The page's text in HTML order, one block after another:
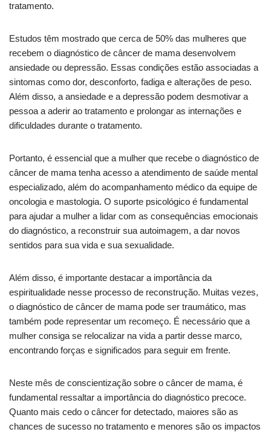
tratamento.
Estudos têm mostrado que cerca de 50% das mulheres que
recebem o diagnóstico de câncer de mama desenvolvem
ansiedade ou depressão. Essas condições estão associadas a
sintomas como dor, desconforto, fadiga e alterações de peso.
Além disso, a ansiedade e a depressão podem desmotivar a
pessoa a aderir ao tratamento e prolongar as internações e
dificuldades durante o tratamento.
Portanto, é essencial que a mulher que recebe o diagnóstico de
câncer de mama tenha acesso a atendimento de saúde mental
especializado, além do acompanhamento médico da equipe de
oncologia e mastologia. O suporte psicológico é fundamental
para ajudar a mulher a lidar com as consequências emocionais
do diagnóstico, a reconstruir sua autoimagem, a dar novos
sentidos para sua vida e sua sexualidade.
Além disso, é importante destacar a importância da
espiritualidade nesse processo de reconstrução. Muitas vezes,
o diagnóstico de câncer de mama pode ser traumático, mas
também pode representar um recomeço. É necessário que a
mulher consiga se relocalizar na vida a partir desse marco,
encontrando forças e significados para seguir em frente.
Neste mês de conscientização sobre o câncer de mama, é
fundamental ressaltar a importância do diagnóstico precoce.
Quanto mais cedo o câncer for detectado, maiores são as
chances de sucesso no tratamento e menores são os impactos